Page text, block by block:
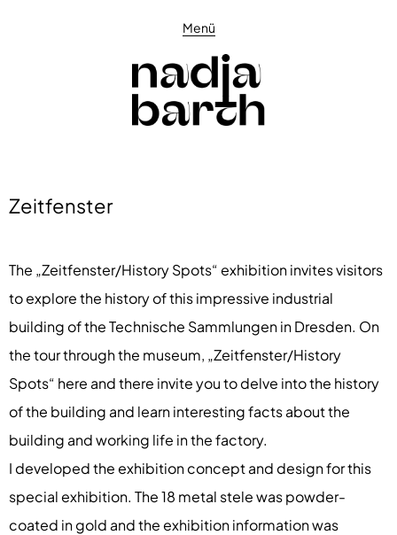
Menü
Zeitfenster
The „Zeitfenster/History Spots“ exhibition invites visitors
to explore the history of this impressive industrial
building of the Technische Sammlungen in Dresden. On
the tour through the museum, „Zeitfenster/History
Spots“ here and there invite you to delve into the history
of the building and learn interesting facts about the
building and working life in the factory.
I developed the exhibition concept and design for this
special exhibition. The 18 metal stele was powder-
coated in gold and the exhibition information was